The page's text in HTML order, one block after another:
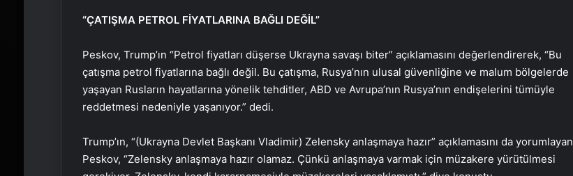
“ÇATIŞMA PETROL FİYATLARINA BAĞLI DEĞİL”
Peskov, Trump’ın “Petrol fiyatları düşerse Ukrayna savaşı biter” açıklamasını değerlendirerek, “Bu
çatışma petrol fiyatlarına bağlı değil. Bu çatışma, Rusya’nın ulusal güvenliğine ve malum bölgelerde
yaşayan Rusların hayatlarına yönelik tehditler, ABD ve Avrupa’nın Rusya’nın endişelerini tümüyle
reddetmesi nedeniyle yaşanıyor.” dedi.
Trump’ın, “(Ukrayna Devlet Başkanı Vladimir) Zelensky anlaşmaya hazır” açıklamasını da yorumlayan
Peskov, “Zelensky anlaşmaya hazır olamaz. Çünkü anlaşmaya varmak için müzakere yürütülmesi
sonuç alacağız